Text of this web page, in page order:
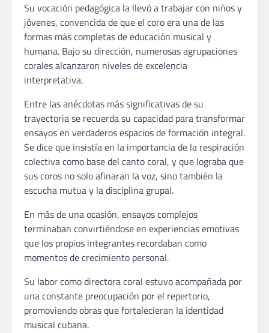
Su vocación pedagógica la llevó a trabajar con niños y
jóvenes, convencida de que el coro era una de las
formas más completas de educación musical y
humana. Bajo su dirección, numerosas agrupaciones
corales alcanzaron niveles de excelencia
interpretativa.
Entre las anécdotas más significativas de su
trayectoria se recuerda su capacidad para transformar
ensayos en verdaderos espacios de formación integral.
Se dice que insistía en la importancia de la respiración
colectiva como base del canto coral, y que lograba que
sus coros no solo afinaran la voz, sino también la
escucha mutua y la disciplina grupal.
En más de una ocasión, ensayos complejos
terminaban convirtiéndose en experiencias emotivas
que los propios integrantes recordaban como
momentos de crecimiento personal.
Su labor como directora coral estuvo acompañada por
una constante preocupación por el repertorio,
promoviendo obras que fortalecieran la identidad
musical cubana.